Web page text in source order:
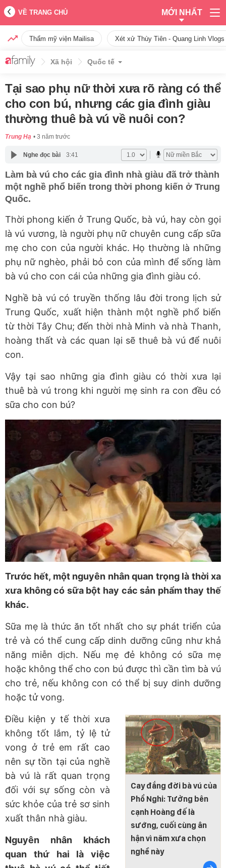
VỀ TRANG CHỦ MỚI NHẤT
Thẩm mỹ viện Mailisa Xét xử Thùy Tiên - Quang Linh
Xã hội Quốc tế
Tại sao phụ nữ thời xưa rõ ràng có thể
cho con bú, nhưng các gia đình giàu
thường thuê bà vú về nuôi con?
Trung Hạ 3 năm trước
Nghe đọc bài 3:41
Làm bà vú cho các gia đình nhà giàu đã trở thành
một nghề phổ biến trong thời phong kiến ở Trung
Quốc.
Thời phong kiến ở Trung Quốc, bà vú, hay còn gọi
là vú vương, là người phụ nữ chuyên cung cấp sữa
mẹ cho con của người khác. Họ thường là những
phụ nữ nghèo, phải bỏ con của mình để sống làm
bà vú cho con cái của những gia đình giàu có.
Nghề bà vú có truyền thống lâu đời trong lịch sử
Trung Quốc, xuất hiện thành một nghề phổ biến
từ thời Tây Chu; đến thời nhà Minh và nhà Thanh,
hoàng thất và các quan lại sẽ thuê bà vú để nuôi
con.
Vậy tại sao những gia đình giàu có thời xưa lại
thuê bà vú trong khi người mẹ sinh ra con đều có
sữa cho con bú?
Trước hết, một nguyên nhân quan trọng là thời xa
xưa không có sữa bột hay các sản phẩm thay thế
khác.
Sữa mẹ là thức ăn tốt nhất cho sự phát triển của
trẻ và có thể cung cấp dinh dưỡng cũng như khả
năng miễn dịch. Nếu mẹ đẻ không có sữa mẹ
hoặc không thể cho con bú được thì cần tìm bà vú
cho trẻ, nếu không con có thể bị suy dinh dưỡng
hoặc tử vong.
Cay đắng đời bà vú của
Phổ Nghi: Tưởng bên
cạnh Hoàng đế là
sướng, cuối cùng ân
hận vì năm xưa chọn
nghề này
Điều kiện y tế thời xưa
không tốt lắm, tỷ lệ tử
vong ở trẻ em rất cao
nên sự tồn tại của nghề
bà vú là rất quan trọng
đối với sự sống còn và
sức khỏe của trẻ sơ sinh
xuất thân nhà giàu.
Nguyên nhân khách
quan thứ hai là việc